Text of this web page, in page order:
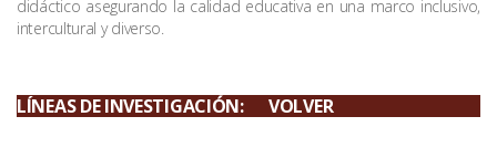
didáctico asegurando la calidad educativa en una marco inclusivo,
intercultural y diverso.
LÍNEAS DE INVESTIGACIÓN: VOLVER